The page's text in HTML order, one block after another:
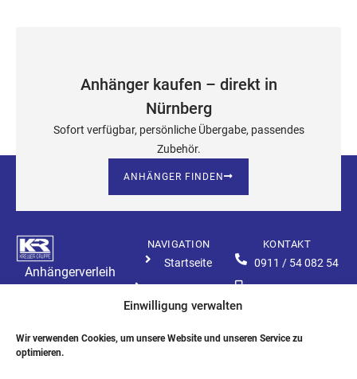
Einwilligung verwalten
Wir verwenden Cookies, um unsere Website und unseren Service zu
optimieren.
Anhänger kaufen – direkt in
Nürnberg
Sofort verfügbar, persönliche Übergabe, passendes
Zubehör.
ANHÄNGER FINDEN
Anhängerverleih
tpi Media GmbH®
NAVIGATION
Startseite
Zubehör
Kontakt
KONTAKT
0911 / 54 082 54
nuernberg.de